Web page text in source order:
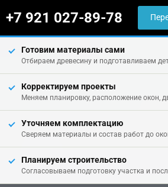
+7 921 027-89-78
Готовим материалы сами
Отбираем древесину и подготавливаем
Корректируем проекты
Меняем планировку, расположение окон,
Уточняем комплектацию
Сверяем материалы и состав работ до
Планируем строительство
Согласовываем подготовку участка и